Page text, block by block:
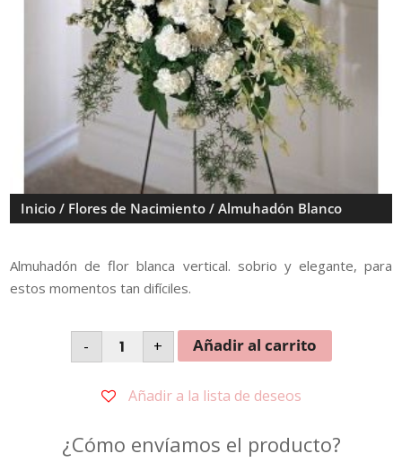
Inicio / Flores de Nacimiento / Almuhadón Blanco
Almuhadón de flor blanca vertical. sobrio y elegante, para
estos momentos tan difíciles.
-
Almuhadón
Blanco
cantidad
+ Añadir al carrito
Añadir a la lista de deseos
¿Cómo envíamos el producto?